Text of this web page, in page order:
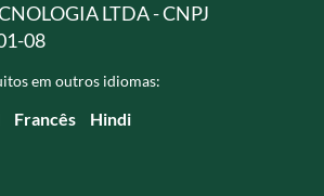
LTDA - CNPJ
08
em outros idiomas:
Francês Hindi